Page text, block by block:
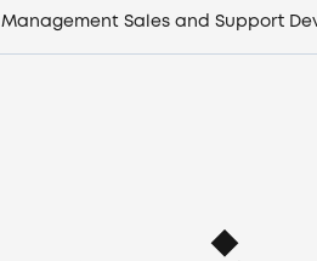
Увійти
Management Sales and Support